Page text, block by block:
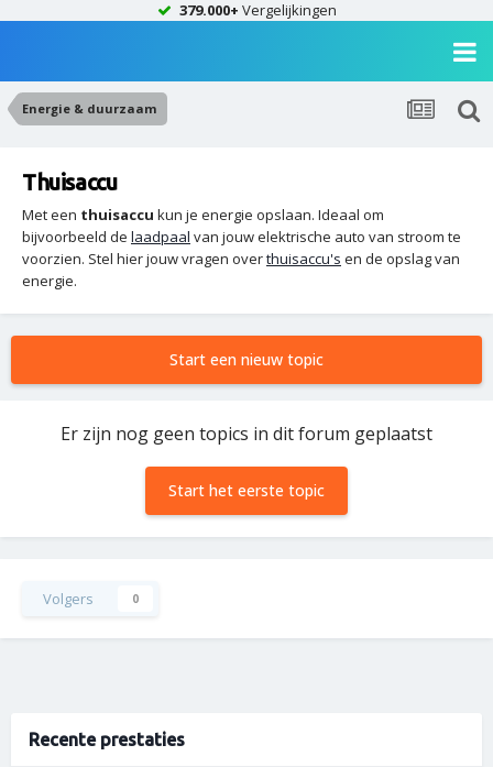
379.000+ Vergelijkingen
Energie & duurzaam
Thuisaccu
Met een thuisaccu kun je energie opslaan. Ideaal om
bijvoorbeeld de laadpaal van jouw elektrische auto van stroom te
voorzien. Stel hier jouw vragen overthuisaccu's en de opslag van
energie.
Start een nieuw topic
Er zijn nog geen topics in dit forum geplaatst
Start het eerste topic
Volgers 0
Recente prestaties